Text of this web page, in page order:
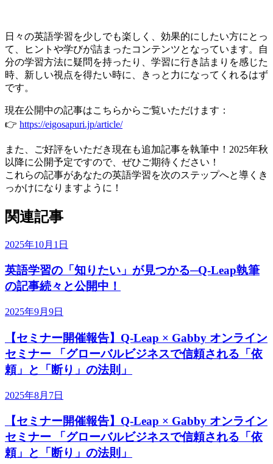
日々の英語学習を少しでも楽しく、効果的にしたい方にとっ
て、ヒントや学びが詰まったコンテンツとなっています。自
分の学習方法に疑問を持ったり、学習に行き詰まりを感じた
時、新しい視点を得たい時に、きっと力になってくれるはず
です。
現在公開中の記事はこちらからご覧いただけます：
👉 https://eigosapuri.jp/article/
また、ご好評をいただき現在も追加記事を執筆中！2025年秋
以降に公開予定ですので、ぜひご期待ください！
これらの記事があなたの英語学習を次のステップへと導くき
っかけになりますように！
関連記事
2025年10月1日
英語学習の「知りたい」が見つかる─Q-Leap執筆
の記事続々と公開中！
2025年9月9日
【セミナー開催報告】Q-Leap × Gabby オンライン
セミナー 「グローバルビジネスで信頼される「依
頼」と「断り」の法則」
2025年8月7日
【セミナー開催報告】Q-Leap × Gabby オンライン
セミナー 「グローバルビジネスで信頼される「依
頼」と「断り」の法則」